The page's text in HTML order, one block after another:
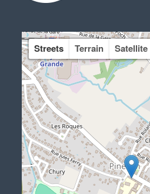
Streets Terrain Satellite